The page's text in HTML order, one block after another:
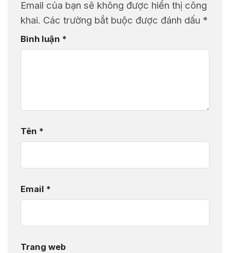
Email của bạn sẽ không được hiển thị công
khai. Các trường bắt buộc được đánh dấu *
Bình luận *
Tên *
Email *
Trang web